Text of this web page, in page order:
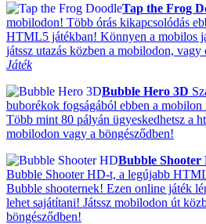
Tap the Frog
mobilodon! Több órás kikapcsolódás
HTML5 játékban! Könnyen a mobilos
játssz utazás közben a mobilodon, vagy
Játék
Bubble Hero 3D
buborékok fogságából ebben a
Több mint 80 pályán ügyeskedhetsz a
mobilodon vagy a böngésződben!
Bubble Shooter
Bubble Shooter HD-t, a legújabb
Bubble shooternek! Ezen online játék
lehet sajátítani! Játssz mobilodon út
böngésződben!